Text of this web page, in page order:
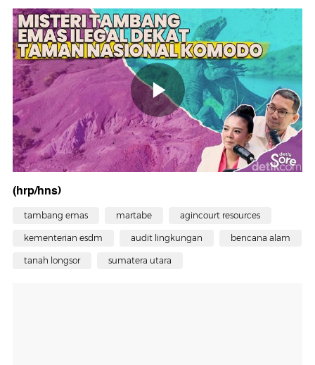
(hrp/hns)
tambang emas martabe agincourt resources
kementerian esdm audit lingkungan bencana alam
tanah longsor sumatera utara